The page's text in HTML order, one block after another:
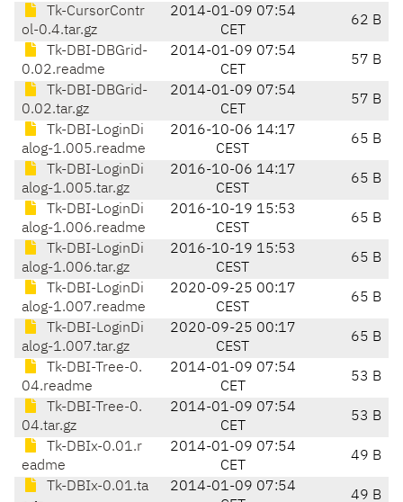
Tk-CursorContr
ol-0.4.tar.gz
2014-01-09 07:54
CET
62 B
Tk-DBI-DBGrid-
0.02.readme
2014-01-09 07:54
CET
57 B
Tk-DBI-DBGrid-
0.02.tar.gz
2014-01-09 07:54
CET
57 B
Tk-DBI-LoginDi
alog-1.005.readme
2016-10-06 14:17
CEST
65 B
Tk-DBI-LoginDi
alog-1.005.tar.gz
2016-10-06 14:17
CEST
65 B
Tk-DBI-LoginDi
alog-1.006.readme
2016-10-19 15:53
CEST
65 B
Tk-DBI-LoginDi
alog-1.006.tar.gz
2016-10-19 15:53
CEST
65 B
Tk-DBI-LoginDi
alog-1.007.readme
2020-09-25 00:17
CEST
65 B
Tk-DBI-LoginDi
alog-1.007.tar.gz
2020-09-25 00:17
CEST
65 B
Tk-DBI-Tree-0.
04.readme
2014-01-09 07:54
CET
53 B
Tk-DBI-Tree-0.
04.tar.gz
2014-01-09 07:54
CET
53 B
Tk-DBIx-0.01.r
eadme
2014-01-09 07:54
CET
49 B
Tk-DBIx-0.01.ta
2014-01-09 07:54
49 B